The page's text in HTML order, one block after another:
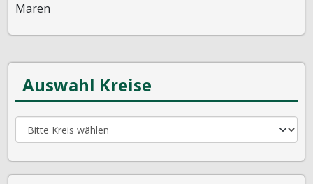
Maren
Auswahl Kreise